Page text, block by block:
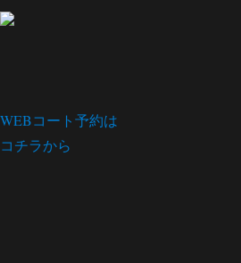
WEBコート予約は
コチラから